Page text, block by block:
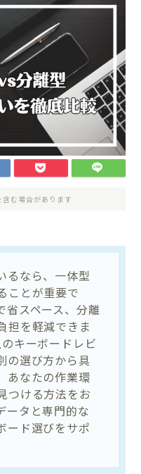
む場合があります
るなら、一体型
ことが重要で
省スペース、分離
担を軽減できま
キーボードレビ
の選び方から具
あなたの作業環
つける方法をお
ータと専門的な
ード選びをサポ